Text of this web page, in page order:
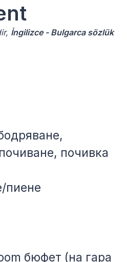
İngilizce - Bulgarca sözlük
почивка
пиене
бюфет (на гара